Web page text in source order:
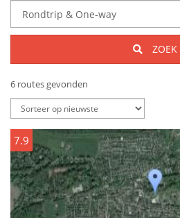
ZOEK
6 routes gevonden
7.9